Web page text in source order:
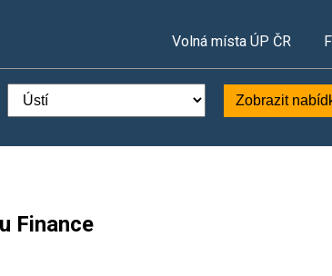
Volná místa ÚP ČR
Zobrazit
Finance